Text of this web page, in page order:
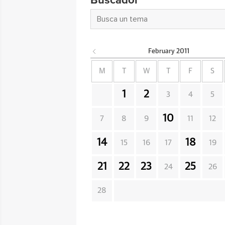
February 2011
M W F S
1 2 3 4 5
7 8 9 10 11 12
14 15 16 17 18 19
21 22 23 24 25 26
28